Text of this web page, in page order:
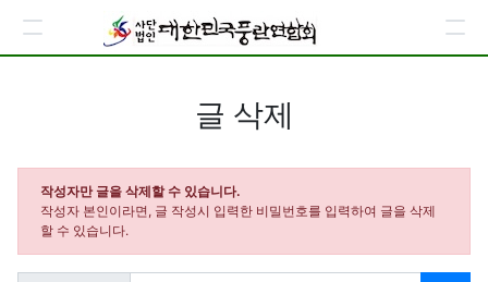
글 삭제
작성자만 글을 삭제할 수 있습니다.
작성자 본인이라면, 글 작성시 입력한 비밀번호를 입력하여 글을 삭제
할 수 있습니다.